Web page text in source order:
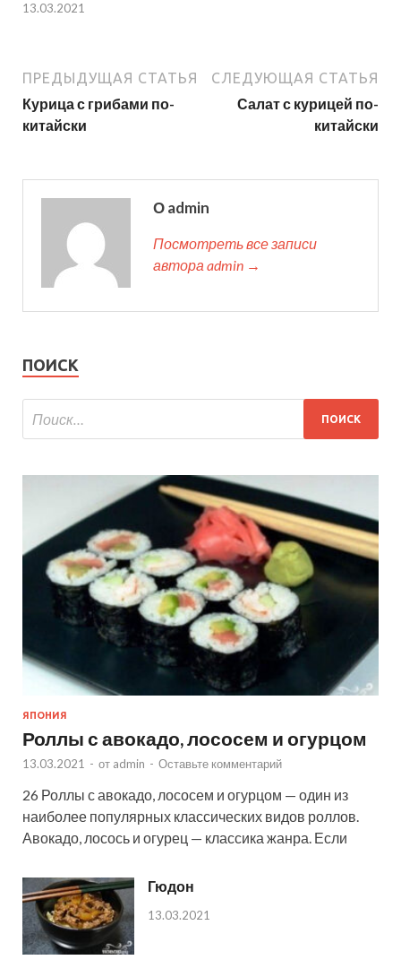
13.03.2021
ПРЕДЫДУЩАЯ СТАТЬЯ
Курица с грибами по-
китайски
СЛЕДУЮЩАЯ СТАТЬЯ
Салат с курицей по-
китайски
О admin
Посмотреть все записи
автора admin →
ПОИСК
ЯПОНИЯ
Роллы с авокадо, лососем и огурцом
13.03.2021 - от admin - Оставьте комментарий
26 Роллы с авокадо, лососем и огурцом — один из
наиболее популярных классических видов роллов.
Авокадо, лосось и огурец — классика жанра. Если
Гюдон
13.03.2021